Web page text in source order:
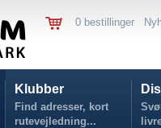
0 bestillinger
Klubber
Find adresser, kort
rutevejledning...